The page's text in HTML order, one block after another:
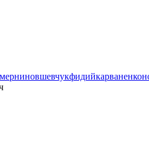
шевчукфидийкарванен